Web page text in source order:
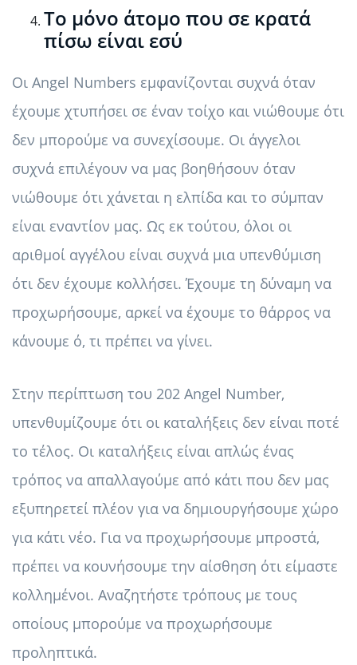
Το μόνο άτομο που σε κρατά
πίσω είναι εσύ
Οι Angel Numbers εμφανίζονται συχνά όταν
έχουμε χτυπήσει σε έναν τοίχο και νιώθουμε ότι
δεν μπορούμε να συνεχίσουμε. Οι άγγελοι
συχνά επιλέγουν να μας βοηθήσουν όταν
νιώθουμε ότι χάνεται η ελπίδα και το σύμπαν
είναι εναντίον μας. Ως εκ τούτου, όλοι οι
αριθμοί αγγέλου είναι συχνά μια υπενθύμιση
ότι δεν έχουμε κολλήσει. Έχουμε τη δύναμη να
προχωρήσουμε, αρκεί να έχουμε το θάρρος να
κάνουμε ό, τι πρέπει να γίνει.
Στην περίπτωση του 202 Angel Number,
υπενθυμίζουμε ότι οι καταλήξεις δεν είναι ποτέ
το τέλος. Οι καταλήξεις είναι απλώς ένας
τρόπος να απαλλαγούμε από κάτι που δεν μας
εξυπηρετεί πλέον για να δημιουργήσουμε χώρο
για κάτι νέο. Για να προχωρήσουμε μπροστά,
πρέπει να κουνήσουμε την αίσθηση ότι είμαστε
κολλημένοι. Αναζητήστε τρόπους με τους
οποίους μπορούμε να προχωρήσουμε
προληπτικά.